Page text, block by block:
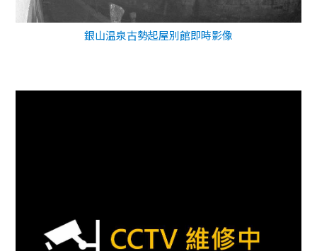
銀山温泉古勢起屋別館即時影像